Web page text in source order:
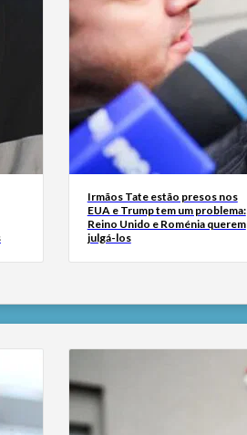
Irmãos Tate estão presos nos
EUA e Trump tem um problema:
Reino Unido e Roménia querem
julgá-los